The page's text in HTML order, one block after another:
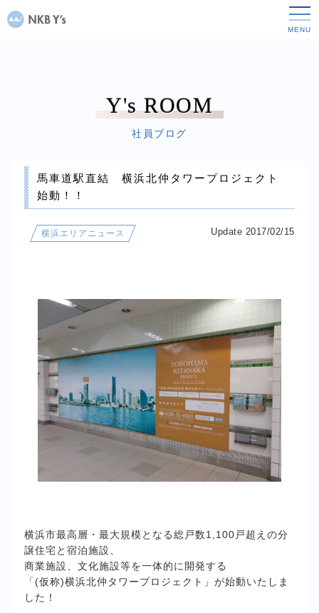
Y's ROOM
社員ブログ
馬車道駅直結 横浜北仲タワープロジェクト
始動！！
横浜エリアニュース Update 2017/02/15
横浜市最高層・最大規模となる総戸数1,100戸超えの分
譲住宅と宿泊施設、
商業施設、文化施設等を一体的に開発する
「(仮称)横浜北仲タワープロジェクト」が始動いたしま
した！